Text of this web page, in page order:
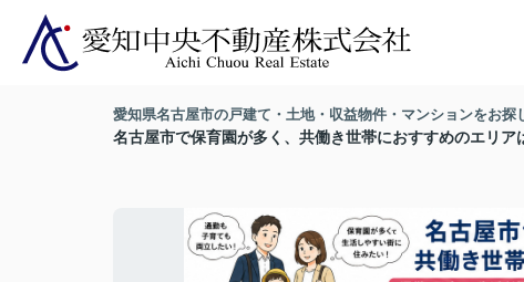
愛知県名古屋市の戸建て・土地・収益物件・マンションをお探
名古屋市で保育園が多く、共働き世帯におすすめのエリ